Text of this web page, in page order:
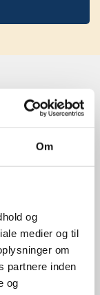
Om
og
medier og til
om
partnere inden
og
stor
vi
for